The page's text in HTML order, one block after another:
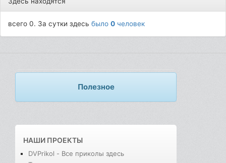
всего 0. За сутки здесьбыло0 человек
Полезное
НАШИ ПРОЕКТЫ
DVPrikol - Все приколы здесь